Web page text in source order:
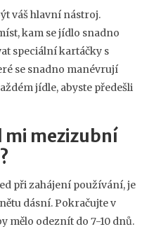
váš hlavní nástroj.
kam se jídlo snadno
speciální kartáčky s
se snadno manévrují
jídle, abyste předešli
mi mezizubní
při zahájení používání, je
dásní. Pokračujte v
mělo odeznít do 7-10 dnů.